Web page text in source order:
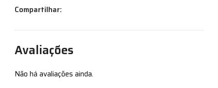
Compartilhar:
Avaliações
Não há avaliações ainda.